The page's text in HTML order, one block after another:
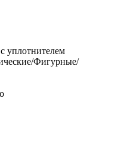
уплотнителем
Фигурные/